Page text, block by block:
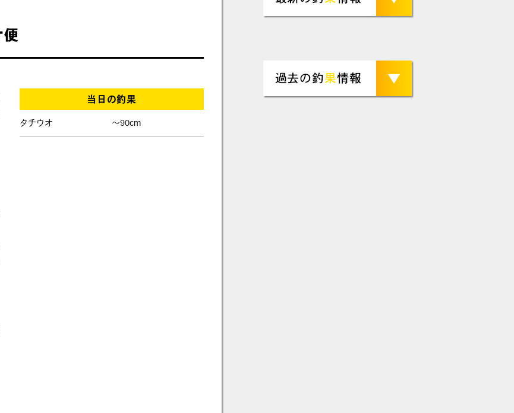
当日の釣果
タチウオ 〜90cm